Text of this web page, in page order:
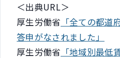
＜出典URL＞
厚生労働省 「全ての都
答申がなされました」
厚生労働省 「地域別最低